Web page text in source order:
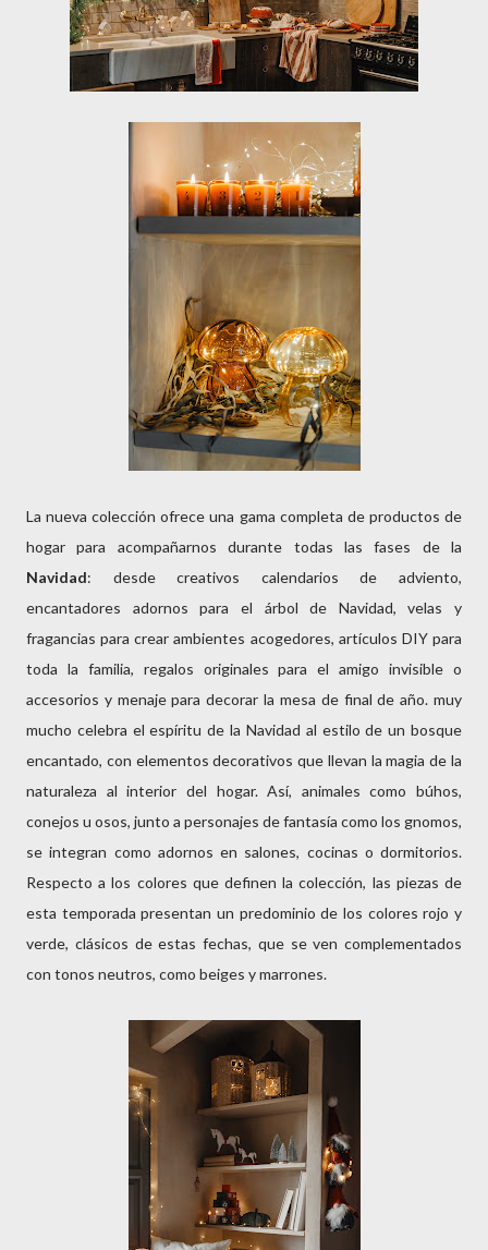
La nueva colección ofrece una gama completa de productos de
hogar para acompañarnos durante todas las fases de la
Navidad: desde creativos calendarios de adviento,
encantadores adornos para el árbol de Navidad, velas y
fragancias para crear ambientes acogedores, artículos DIY para
toda la familia, regalos originales para el amigo invisible o
accesorios y menaje para decorar la mesa de final de año. muy
mucho celebra el espíritu de la Navidad al estilo de un bosque
encantado, con elementos decorativos que llevan la magia de la
naturaleza al interior del hogar. Así, animales como búhos,
conejos u osos, junto a personajes de fantasía como los gnomos,
se integran como adornos en salones, cocinas o dormitorios.
Respecto a los colores que definen la colección, las piezas de
esta temporada presentan un predominio de los colores rojo y
verde, clásicos de estas fechas, que se ven complementados
con tonos neutros, como beiges y marrones.